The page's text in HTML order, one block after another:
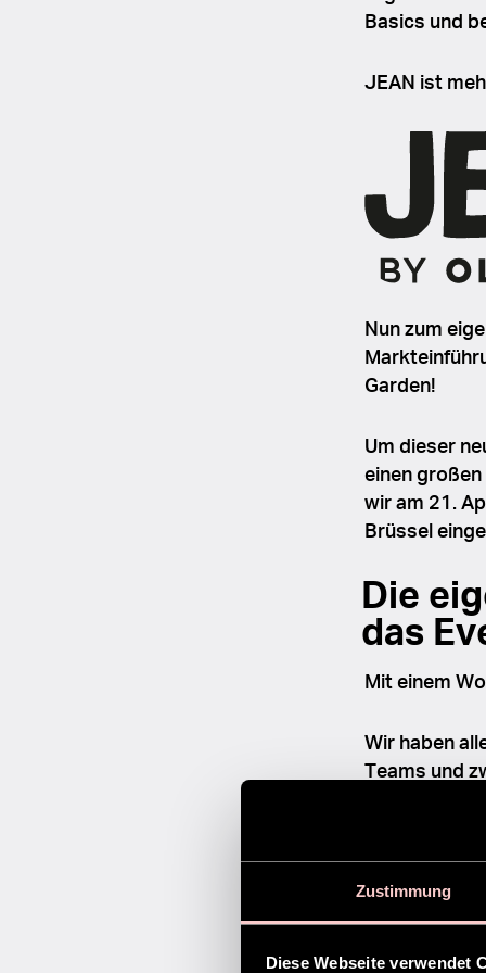
Zustimmung
Diese Webseite verwendet
Basics und
JEAN ist
Nun zum
Garden!
Um dieser
einen
wir am 21.
Brüssel
Die
das
Mit einem
Wir haben
Teams und